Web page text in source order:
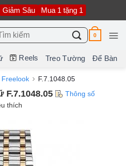
Giảm Sâu Mua 1 tặng 1
0
Reels Treo Tường Để Bàn
F.7.1048.05
F.7.1048.05
Thông số
thích